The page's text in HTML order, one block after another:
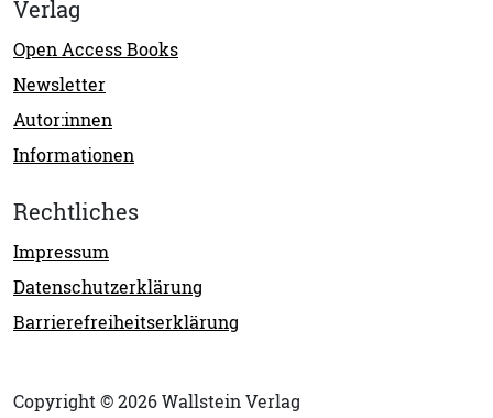
Verlag
Open Access Books
Newsletter
Autor:innen
Informationen
Rechtliches
Impressum
Datenschutzerklärung
Barrierefreiheitserklärung
Copyright © 2026 Wallstein Verlag